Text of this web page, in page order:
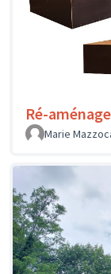
Ré-
Marie